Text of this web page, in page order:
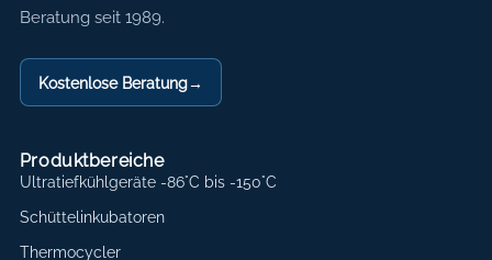
Beratung seit 1989.
Kostenlose Beratung→
Produktbereiche
Ultratiefkühlgeräte -86°C bis -150°C
Schüttelinkubatoren
Thermocycler